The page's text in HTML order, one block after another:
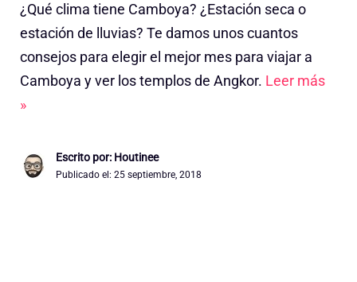
¿Qué clima tiene Camboya? ¿Estación seca o
estación de lluvias? Te damos unos cuantos
consejos para elegir el mejor mes para viajar a
Camboya y ver los templos de Angkor. Leer más
»
Escrito por: Houtinee
Publicado el: 25 septiembre, 2018